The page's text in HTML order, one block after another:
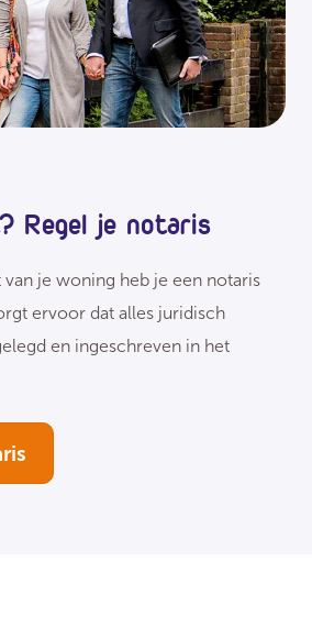
Regel je notaris
je woning heb je een notaris
ervoor dat alles juridisch
en ingeschreven in het